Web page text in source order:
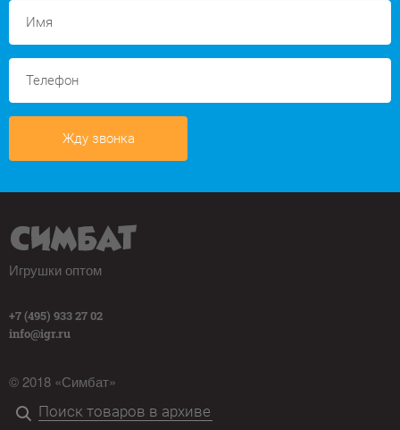
Жду звонка
Игрушки оптом
+7 (495) 933 27 02
info@igr.ru
© 2018 «Симбат»